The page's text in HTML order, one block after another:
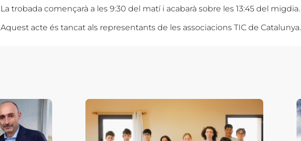
La trobada començarà a les 9:30 del matí i acabarà sobre les 13:45 del migdia.
Aquest acte és tancat als representants de les associacions TIC de Catalunya.